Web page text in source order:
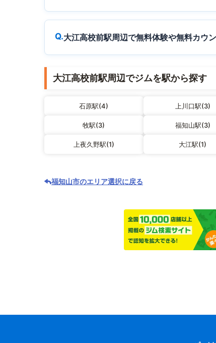
大江高校前駅周辺で無料体験や無料カウ
大江高校前駅周辺でジムを駅から探す
石原駅(4) 上川口駅(3)
牧駅(3) 福知山駅(3)
上夜久野駅(1) 大江駅(1)
福知山市のエリア選択に戻る